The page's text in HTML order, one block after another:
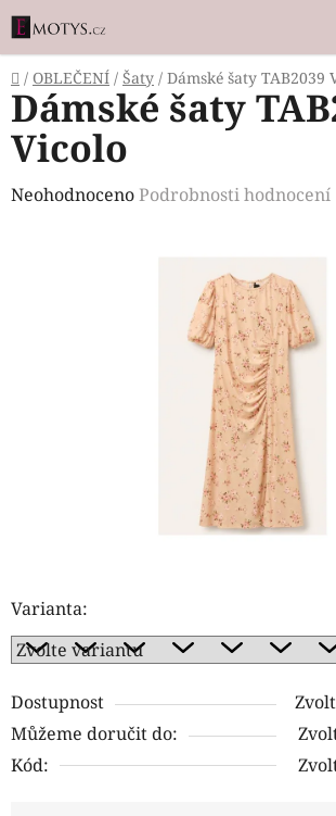
Přejít
na
obsah
Domů
/ OBLEČENÍ / Šaty / Dámské šaty TAB2039
Varianta:
Dostupnost
Můžeme doručit do:
Kód:
Dámské šaty
Vicolo
Průměrné
NeohodnocenoPodrobnosti hodnocení